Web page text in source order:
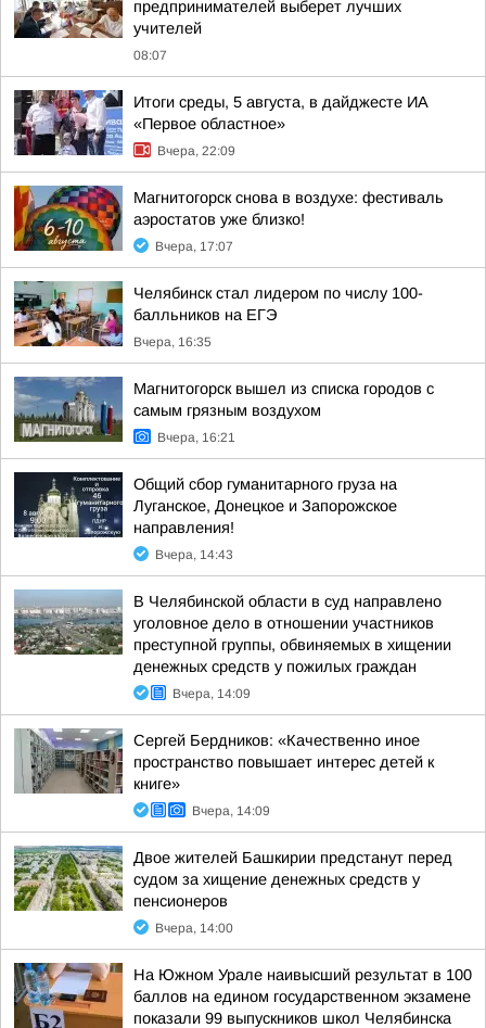
предпринимателей выберет лучших
учителей
08:07
Итоги среды, 5 августа, в дайджесте ИА
«Первое областное»
Вчера, 22:09
Магнитогорск снова в воздухе: фестиваль
аэростатов уже близко!
Вчера, 17:07
Челябинск стал лидером по числу 100-
балльников на ЕГЭ
Вчера, 16:35
Магнитогорск вышел из списка городов с
самым грязным воздухом
Вчера, 16:21
Общий сбор гуманитарного груза на
Луганское, Донецкое и Запорожское
направления!
Вчера, 14:43
В Челябинской области в суд направлено
уголовное дело в отношении участников
преступной группы, обвиняемых в хищении
денежных средств у пожилых граждан
Вчера, 14:09
Сергей Бердников: «Качественно иное
пространство повышает интерес детей к
книге»
Вчера, 14:09
Двое жителей Башкирии предстанут перед
судом за хищение денежных средств у
пенсионеров
Вчера, 14:00
На Южном Урале наивысший результат в 100
баллов на едином государственном экзамене
показали 99 выпускников школ Челябинска